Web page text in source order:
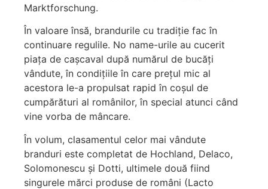
Marktfor­schung.
În valoare însă, brandurile cu tradiţie fac în
continuare regulile. No name-urile au cucerit
piaţa de caşcaval după numărul de bucăţi
vândute, în condiţiile în care preţul mic al
acestora le-a propulsat rapid în coşul de
cumpărături al românilor, în special atunci când
vine vorba de mâncare.
În volum, clasamentul celor mai vândute
branduri este completat de Hochland, Delaco,
Solomonescu şi Dotti, ultimele două fiind
singurele mărci produse de români (Lacto